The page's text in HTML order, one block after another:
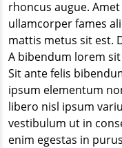
rhoncus augue.
ullamcorper fames
mattis metus sit est.
A bibendum lorem
Sit ante felis
ipsum elementum
libero nisl ipsum
vestibulum ut in
enim egestas in